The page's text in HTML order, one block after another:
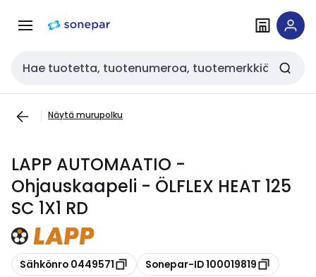
navigointiinsisältöön
Haku
Näytä murupolku
LAPP AUTOMAATIO -
Ohjauskaapeli - ÖLFLEX HEAT 125
SC 1X1 RD
Kopioi
Sähkönro 0449571 Kopioi
Sonepar-ID 100019819